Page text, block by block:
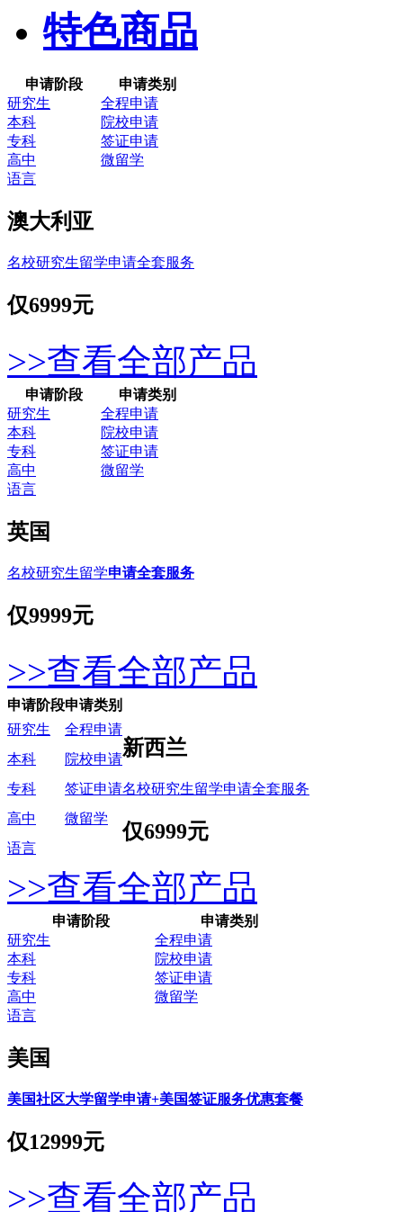
特色商品
申请阶段
申请类别
研究生
全程申请
本科
院校申请
专科
签证申请
高中
微留学
语言
澳大利亚
名校研究生留学申请全套服务
仅6999元
>>查看全部产品
申请阶段
申请类别
研究生
全程申请
本科
院校申请
专科
签证申请
高中
微留学
语言
英国
名校研究生留学申请全套服务
仅9999元
>>查看全部产品
申请阶段申请类别
研究生
全程申请
新西兰
名校研究生留学申请全套服务
仅6999元
本科
院校申请
专科
签证申请
高中
微留学
语言
>>查看全部产品
申请阶段
申请类别
研究生
全程申请
本科
院校申请
专科
签证申请
高中
微留学
语言
美国
美国社区大学留学申请+美国签证服务优惠套餐
仅12999元
>>查看全部产品